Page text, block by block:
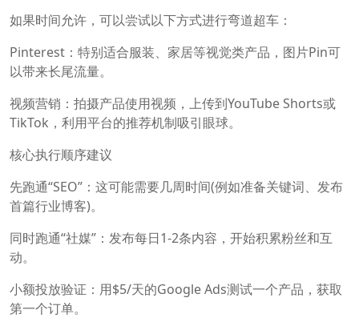
如果时间允许，可以尝试以下方式进行弯道超车：
Pinterest：特别适合服装、家居等视觉类产品，图片Pin可
以带来长尾流量。
视频营销：拍摄产品使用视频，上传到YouTube Shorts或
TikTok，利用平台的推荐机制吸引眼球。
核心执行顺序建议
先跑通“SEO”‍：这可能需要几周时间(例如准备关键词、发布
首篇行业博客)。
同时跑通“社媒”‍：发布每日1-2条内容，开始积累粉丝和互
动。
小额投放验证：用$5/天的Google Ads测试一个产品，获取
第一个订单。